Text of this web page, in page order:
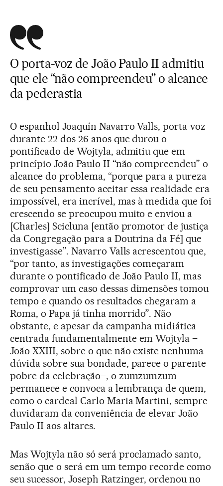
O porta-voz de João Paulo II admitiu
que ele “não compreendeu” o alcance
da pederastia
O espanhol Joaquín Navarro Valls, porta-voz
durante 22 dos 26 anos que durou o
pontificado de Wojtyla, admitiu que em
princípio João Paulo II “não compreendeu” o
alcance do problema, “porque para a pureza
de seu pensamento aceitar essa realidade era
impossível, era incrível, mas à medida que foi
crescendo se preocupou muito e enviou a
[Charles] Scicluna [então promotor de justiça
da Congregação para a Doutrina da Fé] que
investigasse”. Navarro Valls acrescentou que,
“por tanto, as investigações começaram
durante o pontificado de João Paulo II, mas
comprovar um caso dessas dimensões tomou
tempo e quando os resultados chegaram a
Roma, o Papa já tinha morrido”. Não
obstante, e apesar da campanha midiática
centrada fundamentalmente em Wojtyla –
João XXIII, sobre o que não existe nenhuma
dúvida sobre sua bondade, parece o parente
pobre da celebração–, o zumzumzum
permanece e convoca a lembrança de quem,
como o cardeal Carlo Maria Martini, sempre
duvidaram da conveniência de elevar João
Paulo II aos altares.
Mas Wojtyla não só será proclamado santo,
senão que o será em um tempo recorde como
seu sucessor, Joseph Ratzinger, ordenou no